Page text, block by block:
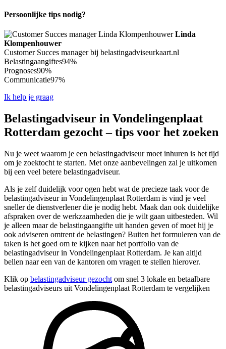
Persoonlijke tips nodig?
Linda
Klompenhouwer
Customer Succes manager bij belastingadviseurkaart.nl
Belastingaangiftes94%
Prognoses90%
Communicatie97%
Ik help je graag
Belastingadviseur in Vondelingenplaat
Rotterdam gezocht – tips voor het zoeken
Nu je weet waarom je een belastingadviseur moet inhuren is het tijd
om je zoektocht te starten. Met onze aanbevelingen zal je uitkomen
bij een veel betere belastingadviseur.
Als je zelf duidelijk voor ogen hebt wat de precieze taak voor de
belastingadviseur in Vondelingenplaat Rotterdam is vind je veel
sneller de dienstverlener die je nodig hebt. Maak dan ook duidelijke
afspraken over de werkzaamheden die je wilt gaan uitbesteden. Wil
je alleen maar de belastingaangifte uit handen geven of moet hij je
ook adviseren omtrent de belastingen? Buiten het formuleren van de
taken is het goed om te kijken naar het portfolio van de
belastingadviseur in Vondelingenplaat Rotterdam. Je kan altijd
bellen naar een van de kantoren om vragen te stellen hierover.
Klik op belastingadviseur gezocht om snel 3 lokale en betaalbare
belastingadviseurs uit Vondelingenplaat Rotterdam te vergelijken